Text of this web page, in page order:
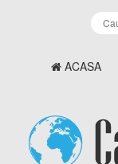
ACASA